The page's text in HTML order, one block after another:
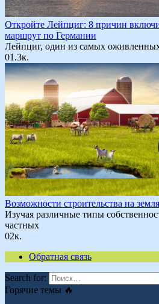
Откройте Лейпциг: 8 причин
маршрут по Германии
Лейпциг, один из самых
01.3к.
Возможности строительства на
Изучая различные типы
частных
02к.
Обратная связь
Search for:
Горячие темы 🔥